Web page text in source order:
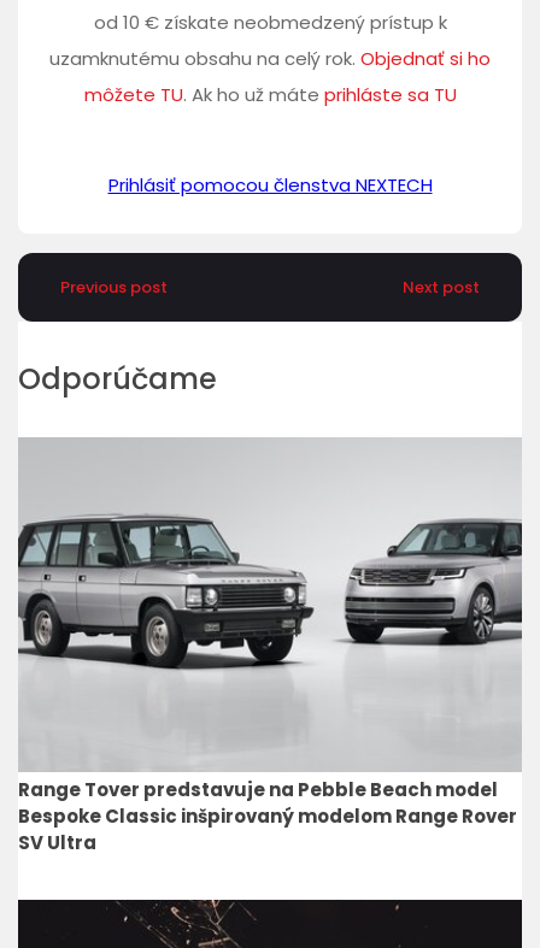
od 10 € získate neobmedzený prístup k
uzamknutému obsahu na celý rok. Objednať si ho
môžete TU. Ak ho už máte prihláste sa TU
Prihlásiť pomocou členstva NEXTECH
Previous post Next post
Odporúčame
Range Tover predstavuje na Pebble Beach model
Bespoke Classic inšpirovaný modelom Range Rover
SV Ultra